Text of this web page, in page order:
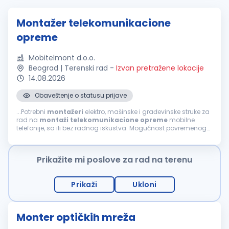
Montažer telekomunikacione
opreme
Mobitelmont d.o.o.
Beograd | Terenski rad - Izvan pretražene lokacije
14.08.2026
Obaveštenje o statusu prijave
...Potrebni montažeri elektro, mašinske i građevinske struke za
rad na montaži telekomunikacione opreme mobilne
telefonije, sa ili bez radnog iskustva. Mogućnost povremenog
stepen)...
Prikažite mi poslove za rad na terenu
Prikaži Ukloni
Monter optičkih mreža